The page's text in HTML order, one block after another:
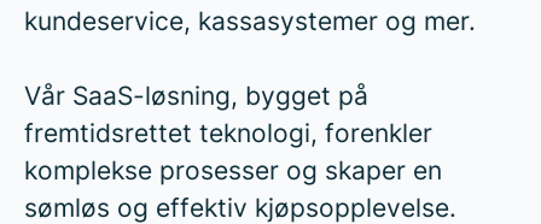
kundeservice, kassasystemer og mer.
Vår SaaS-løsning, bygget på
fremtidsrettet teknologi, forenkler
komplekse prosesser og skaper en
sømløs og effektiv kjøpsopplevelse.